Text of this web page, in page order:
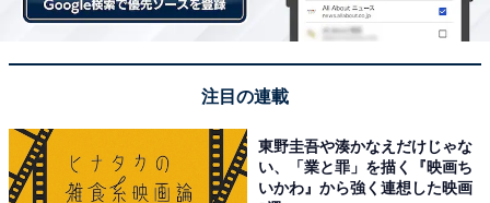
注目の連載
東野圭吾や湊かなえだけじゃな
い、「業と罪」を描く『映画ち
いかわ』から強く連想した映画